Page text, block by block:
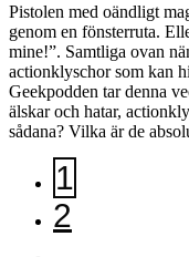
Pistolen med oändligt
genom en fönsterruta.
mine!”. Samtliga ovan
actionklyschor som kan
Geekpodden tar denna
älskar och hatar,
sådana? Vilka är de
1
2